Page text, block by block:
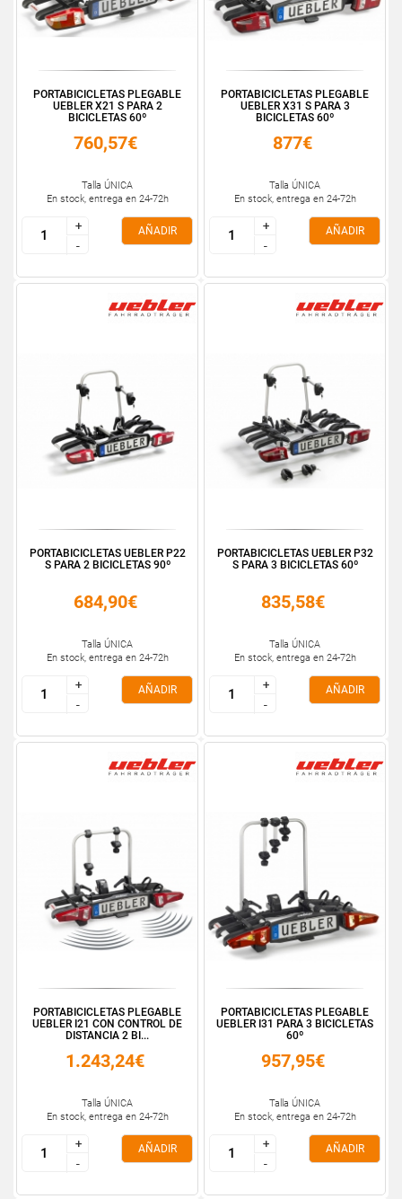
PORTABICICLETAS PLEGABLE
UEBLER X21 S PARA 2
BICICLETAS 60º
760,57€
Talla ÚNICA
En stock, entrega en 24-72h
+
-
+
-
AÑADIR
PORTABICICLETAS PLEGABLE
UEBLER X31 S PARA 3
BICICLETAS 60º
877€
Talla ÚNICA
En stock, entrega en 24-72h
+
-
+
-
AÑADIR
PORTABICICLETAS UEBLER P22
S PARA 2 BICICLETAS 90º
684,90€
Talla ÚNICA
En stock, entrega en 24-72h
+
-
+
-
AÑADIR
PORTABICICLETAS UEBLER P32
S PARA 3 BICICLETAS 60º
835,58€
Talla ÚNICA
En stock, entrega en 24-72h
+
-
+
-
AÑADIR
PORTABICICLETAS PLEGABLE
UEBLER I21 CON CONTROL DE
DISTANCIA 2 BI...
1.243,24€
Talla ÚNICA
En stock, entrega en 24-72h
+
-
+
-
AÑADIR
PORTABICICLETAS PLEGABLE
UEBLER I31 PARA 3 BICICLETAS
60º
957,95€
Talla ÚNICA
En stock, entrega en 24-72h
+
-
+
-
AÑADIR